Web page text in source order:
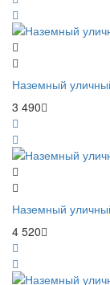
Наземный
3 490
Наземный
4 520